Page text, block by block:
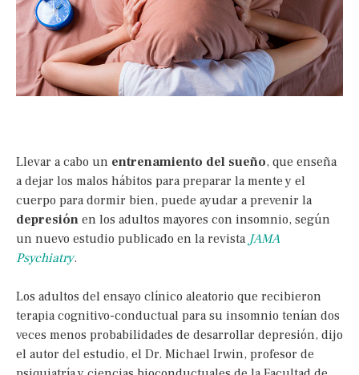
Llevar a cabo un entrenamiento del sueño, que enseña
a dejar los malos hábitos para preparar la mente y el
cuerpo para dormir bien, puede ayudar a prevenir la
depresión en los adultos mayores con insomnio, según
un nuevo estudio publicado en la revista JAMA
Psychiatry.
Los adultos del ensayo clínico aleatorio que recibieron
terapia cognitivo-conductual para su insomnio tenían dos
veces menos probabilidades de desarrollar depresión, dijo
el autor del estudio, el Dr. Michael Irwin, profesor de